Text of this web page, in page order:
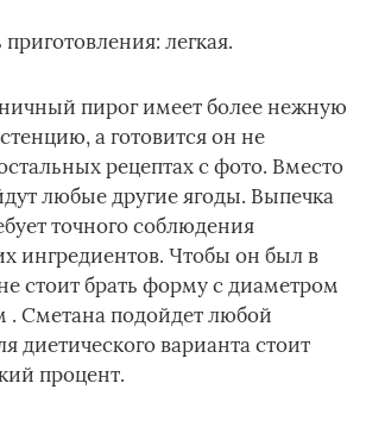
легкая.
пирог имеет более нежную
а готовится он не
рецептах с фото. Вместо
любые другие ягоды. Выпечка
точного соблюдения
ингредиентов. Чтобы он был в
стоит брать форму с диаметром
. Сметана подойдет любой
диетического варианта стоит
процент.